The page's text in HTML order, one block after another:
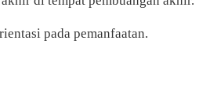
pada pemanfaatan.